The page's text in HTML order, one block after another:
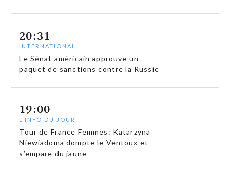
20:31
INTERNATIONAL
Le Sénat américain approuve un
paquet de sanctions contre la Russie
19:00
L'INFO DU JOUR
Tour de France Femmes: Katarzyna
Niewiadoma dompte le Ventoux et
s’empare du jaune